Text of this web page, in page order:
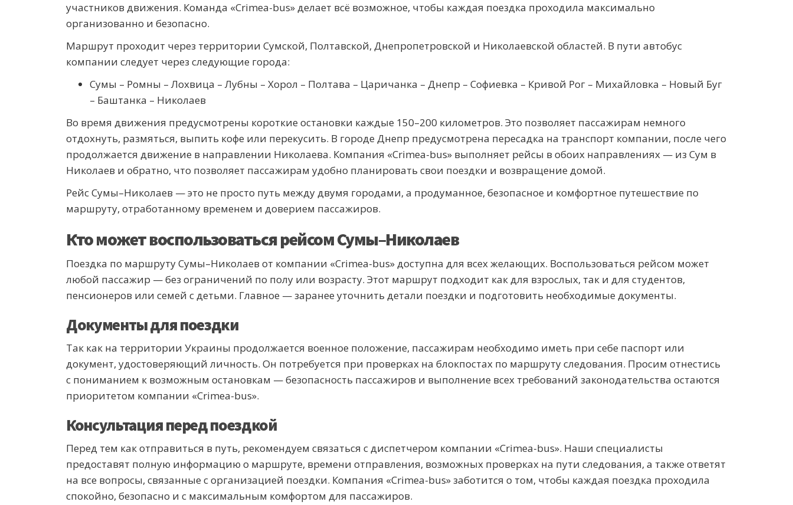
участников движения. Команда «Crimea-bus» делает всё возможное, чтобы каждая поездка проходила максимально
организованно и безопасно.
Маршрут проходит через территории Сумской, Полтавской, Днепропетровской и Николаевской областей. В пути автобус
компании следует через следующие города:
Сумы – Ромны – Лохвица – Лубны – Хорол – Полтава – Царичанка – Днепр – Софиевка – Кривой Рог – Михайловка – Новый Буг
– Баштанка – Николаев
Во время движения предусмотрены короткие остановки каждые 150–200 километров. Это позволяет пассажирам немного
отдохнуть, размяться, выпить кофе или перекусить. В городе Днепр предусмотрена пересадка на транспорт компании, после чего
продолжается движение в направлении Николаева. Компания «Crimea-bus» выполняет рейсы в обоих направлениях — из Сум в
Николаев и обратно, что позволяет пассажирам удобно планировать свои поездки и возвращение домой.
Рейс Сумы–Николаев — это не просто путь между двумя городами, а продуманное, безопасное и комфортное путешествие по
маршруту, отработанному временем и доверием пассажиров.
Кто может воспользоваться рейсом Сумы–Николаев
Поездка по маршруту Сумы–Николаев от компании «Crimea-bus» доступна для всех желающих. Воспользоваться рейсом может
любой пассажир — без ограничений по полу или возрасту. Этот маршрут подходит как для взрослых, так и для студентов,
пенсионеров или семей с детьми. Главное — заранее уточнить детали поездки и подготовить необходимые документы.
Документы для поездки
Так как на территории Украины продолжается военное положение, пассажирам необходимо иметь при себе паспорт или
документ, удостоверяющий личность. Он потребуется при проверках на блокпостах по маршруту следования. Просим отнестись
с пониманием к возможным остановкам — безопасность пассажиров и выполнение всех требований законодательства остаются
приоритетом компании «Crimea-bus».
Консультация перед поездкой
Перед тем как отправиться в путь, рекомендуем связаться с диспетчером компании «Crimea-bus». Наши специалисты
предоставят полную информацию о маршруте, времени отправления, возможных проверках на пути следования, а также ответят
на все вопросы, связанные с организацией поездки. Компания «Crimea-bus» заботится о том, чтобы каждая поездка проходила
спокойно, безопасно и с максимальным комфортом для пассажиров.